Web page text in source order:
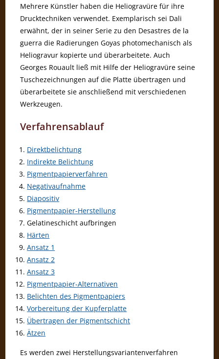
Mehrere Künstler haben die Heliogravüre für ihre
Drucktechniken verwendet. Exemplarisch sei Dali
erwähnt, der in seiner Serie zu den Desastres de la
guerra die Radierungen Goyas photomechanisch als
Heliogravur kopierte und überarbeitete. Auch
Georges Rouault ließ mit Hilfe der Heliogravüre seine
Tuschezeichnungen auf die Platte übertragen und
überarbeitete sie anschließend mit verschiedenen
Werkzeugen.
Verfahrensablauf
Direktbelichtung
Indirekte Belichtung
Pigmentpapierverfahren
Negativaufnahme
Diapositiv
Pigmentpapier-Herstellung
Gelatineschicht aufbringen
Härten
Ansatz 1
Ansatz 2
Ansatz 3
Pigmentpapier-Alternativen
Belichten des Pigmentpapiers
Vorbereitung der Kupferplatte
Übertragen der Pigmentschicht
Ätzen
Es werden zwei Herstellungsvariantenverfahren